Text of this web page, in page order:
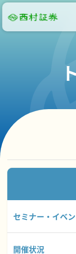
セミナー・イベ
開催状況